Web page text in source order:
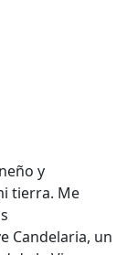
y
tierra. Me
Candelaria, un